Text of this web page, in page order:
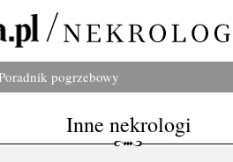
pogrzebowy
Inne nekrologi